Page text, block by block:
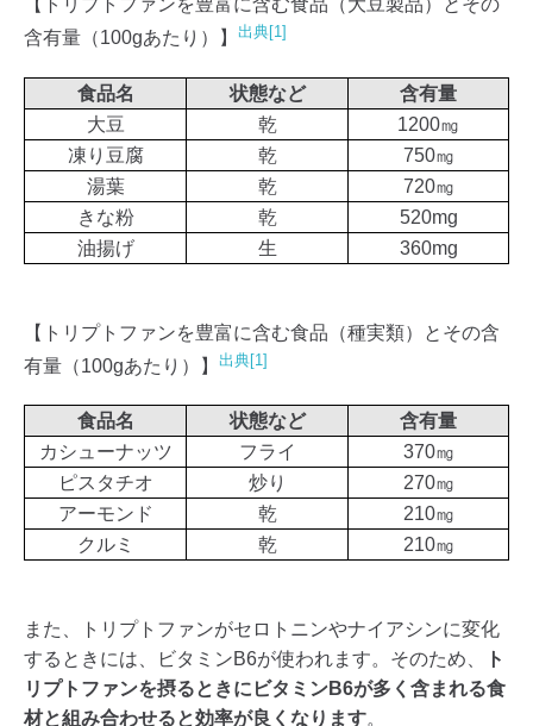
【トリプトファンを豊富に含む食品（大豆製品）とその
含有量（100gあたり）】 出典[1]
食品名 状態など
含有量
大豆
乾
1200㎎
凍り豆腐
乾
750㎎
湯葉
乾
720㎎
きな粉
乾
520mg
油揚げ
生 360mg
【トリプトファンを豊富に含む食品（種実類）とその含
有量（100gあたり）】 出典[1]
食品名 状態など
含有量
カシューナッツ
フライ
370㎎
ピスタチオ
炒り
270㎎
アーモンド
乾
210㎎
クルミ
乾 210㎎
また、トリプトファンがセロトニンやナイアシンに変化
するときには、ビタミンB6が使われます。そのため、
ト
リプトファンを摂るときにビタミンB6が多く含まれる食
材と組み合わせると効率が良くなります。